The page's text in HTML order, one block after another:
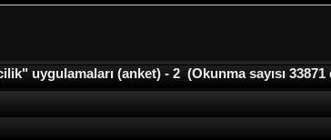
uygulamaları (anket) - 2 (Okunma sayısı 33871